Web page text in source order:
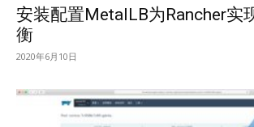
安装配置MetalLB为Rancher实
衡
2020年6月10日